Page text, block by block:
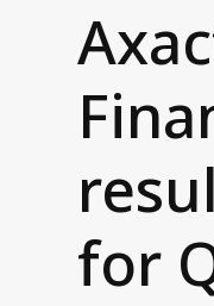
Hva vi gjør
Nyheter og
Bærekraft
Våre
for